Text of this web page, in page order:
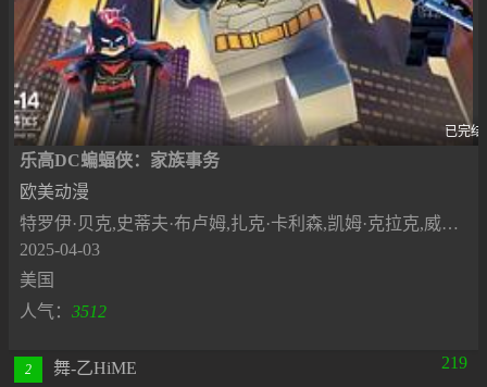
已完结
乐高DC蝙蝠侠：家族事务
欧美动漫
特罗伊·贝克,史蒂夫·布卢姆,扎克·卡利森,凯姆·克拉克,威尔·弗里德尔,拉尔夫·加曼,杰克·格林,乔什·基顿,汤姆·肯尼,克里斯蒂安·兰兹,斯科特·门维尔,诺兰·诺斯,安德烈·索格利扎索,杰森·斯皮萨克,艾莉森·斯通勒,塔拉·斯特朗,弗雷德·塔特西奥
2025-04-03
美国
人气： 3512
2 舞-乙HiME 219